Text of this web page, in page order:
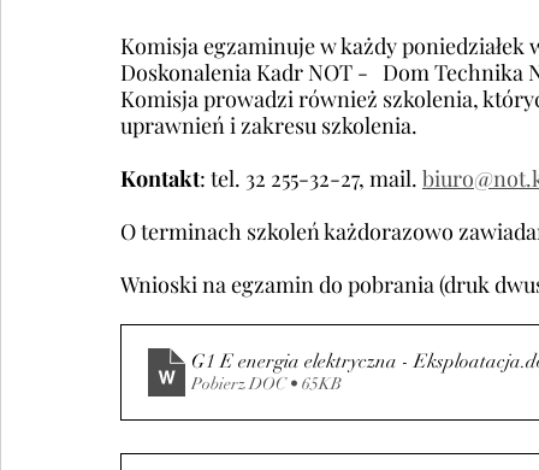
Komisja egzaminuje w każdy
Doskonalenia Kadr NOT -   Dom Technika
Komisja prowadzi również szkolenia,
uprawnień i zakresu szkolenia.
Kontakt: tel. 32 255-32-27, mail.
O terminach szkoleń każdorazowo
Wnioski na egzamin do pobrania (druk
G1 E energia elektryczna - Eksploatacja
Pobierz DOC • 65KB